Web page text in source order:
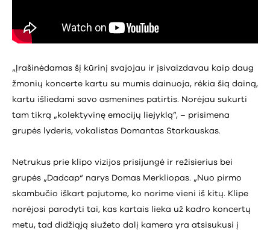
„Įrašinėdamas šį kūrinį svajojau ir įsivaizdavau kaip daug
žmonių koncerte kartu su mumis dainuoja, rėkia šią dainą,
kartu išliedami savo asmenines patirtis. Norėjau sukurti
tam tikrą „kolektyvinę emocijų liejyklą”, – prisimena
grupės lyderis, vokalistas Domantas Starkauskas.
Netrukus prie klipo vizijos prisijungė ir režisierius bei
grupės „Dadcap“ narys Domas Merkliopas. „Nuo pirmo
skambučio iškart pajutome, ko norime vieni iš kitų. Klipe
norėjosi parodyti tai, kas kartais lieka už kadro koncertų
metu, tad didžiąją siužeto dalį kamera yra atsisukusi į